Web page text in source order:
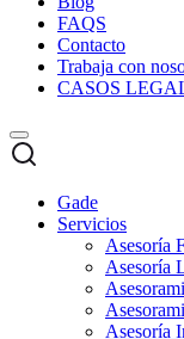
FAQS
Contacto
Trabaja con
CASOS
Gade
Servicios
Asesoría
Asesoría
Asesoría